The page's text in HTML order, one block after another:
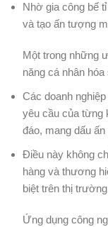
Nhờ gia công bế
và tạo ấn tượng
Một trong những
năng cá nhân hóa
Các doanh
yêu cầu của từng
đáo, mang dấu ấn
Điều này không
hàng và thương
biệt trên thị
Ứng dụng công